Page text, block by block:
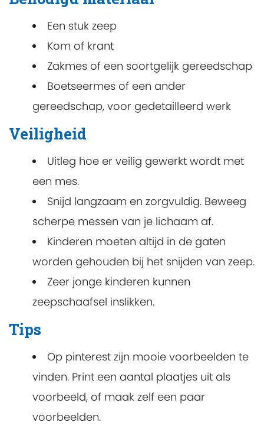
Een stuk zeep
Kom of krant
Zakmes of een soortgelijk gereedschap
Boetseermes of een ander
gereedschap, voor gedetailleerd werk
Veiligheid
Uitleg hoe er veilig gewerkt wordt met
een mes.
Snijd langzaam en zorgvuldig. Beweeg
scherpe messen van je lichaam af.
Kinderen moeten altijd in de gaten
worden gehouden bij het snijden van zeep.
Zeer jonge kinderen kunnen
zeepschaafsel inslikken.
Tips
Op pinterest zijn mooie voorbeelden te
vinden. Print een aantal plaatjes uit als
voorbeeld, of maak zelf een paar
voorbeelden.